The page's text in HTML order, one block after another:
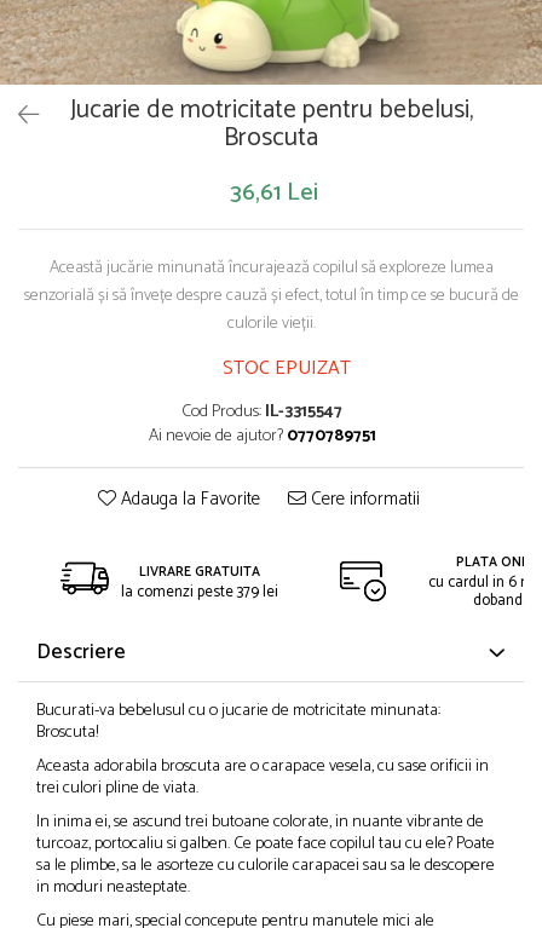
Papusi si accesorii
Trotinete
Trenulete si masinute
Unelte si bancuri de lucru
Jucarie de motricitate pentru bebelusi,
Broscuta
36,61 Lei
Această jucărie minunată încurajează copilul să exploreze lumea
senzorială și să învețe despre cauză și efect, totul în timp ce se bucură de
culorile vieții.
STOC EPUIZAT
Cod Produs:IL-3315547
Ai nevoie de ajutor?0770789751
Adauga la Favorite Cere informatii
LIVRARE GRATUITA
la comenzi peste 379 lei
PLATA
cu cardul in 6
dobanda
Descriere
Bucurati-va bebelusul cu o jucarie de motricitate minunata:
Broscuta!
Aceasta adorabila broscuta are o carapace vesela, cu sase orificii in
trei culori pline de viata.
In inima ei, se ascund trei butoane colorate, in nuante vibrante de
turcoaz, portocaliu si galben. Ce poate face copilul tau cu ele? Poate
sa le plimbe, sa le asorteze cu culorile carapacei sau sa le descopere
in moduri neasteptate.
Cu piese mari, special concepute pentru manutele mici ale